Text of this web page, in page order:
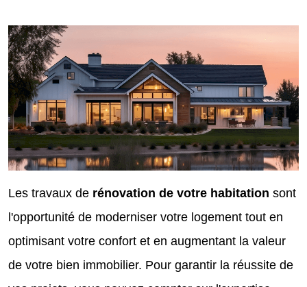
Les travaux de rénovation de votre habitation sont
l'opportunité de moderniser votre logement tout en
optimisant votre confort et en augmentant la valeur
de votre bien immobilier. Pour garantir la réussite de